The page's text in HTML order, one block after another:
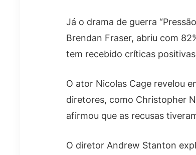
Já o drama de guerra
Brendan Fraser, abriu com
tem recebido críticas
O ator Nicolas Cage revelou
diretores, como Christopher
afirmou que as recusas
O diretor Andrew Stanton